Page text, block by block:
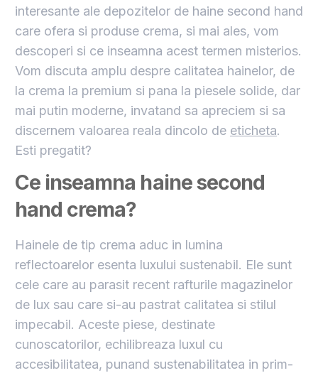
interesante ale depozitelor de haine second hand
care ofera si produse crema, si mai ales, vom
descoperi si ce inseamna acest termen misterios.
Vom discuta amplu despre calitatea hainelor, de
la crema la premium si pana la piesele solide, dar
mai putin moderne, invatand sa apreciem si sa
discernem valoarea reala dincolo de eticheta.
Esti pregatit?
Ce inseamna haine second
hand crema?
Hainele de tip crema aduc in lumina
reflectoarelor esenta luxului sustenabil. Ele sunt
cele care au parasit recent rafturile magazinelor
de lux sau care si-au pastrat calitatea si stilul
impecabil. Aceste piese, destinate
cunoscatorilor, echilibreaza luxul cu
accesibilitatea, punand sustenabilitatea in prim-